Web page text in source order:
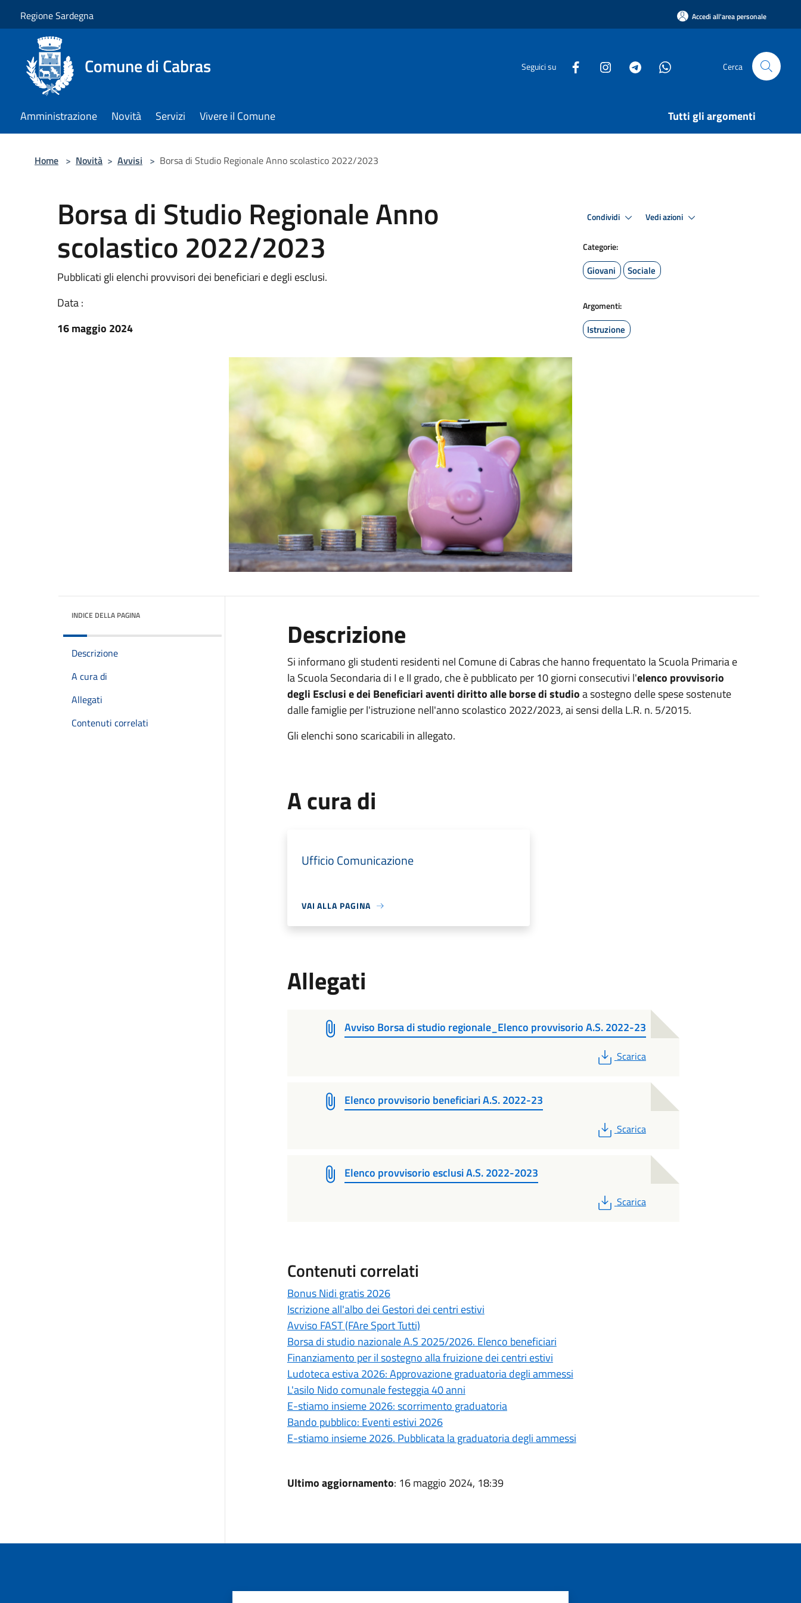
Regione Sardegna Accedi all'area personale
Comune di Cabras Seguici su Cerca
Amministrazione Novità Servizi Vivere il Comune Tutti gli argomenti
Home > Novità > Avvisi > Borsa di Studio Regionale Anno scolastico 2022/2023
Borsa di Studio Regionale Anno
scolastico 2022/2023
Pubblicati gli elenchi provvisori dei beneficiari e degli esclusi.
Data :
16 maggio 2024
Condividi Vedi azioni
Categorie:
Giovani Sociale
Argomenti:
Istruzione
INDICE DELLA PAGINA
Descrizione
A cura di
Allegati
Contenuti correlati
Descrizione
Si informano gli studenti residenti nel Comune di Cabras che hanno frequentato la Scuola Primaria e
la Scuola Secondaria di I e II grado, che è pubblicato per 10 giorni consecutivi l'elenco provvisorio
degli Esclusi e dei Beneficiari aventi diritto alle borse di studioa sostegno delle spese sostenute
dalle famiglie per l'istruzione nell'anno scolastico 2022/2023, ai sensi della L.R. n. 5/2015.
Gli elenchi sono scaricabili in allegato.
A cura di
Ufficio Comunicazione
VAI ALLA PAGINA
Allegati
Avviso Borsa di studio regionale_Elenco provvisorio A.S. 2022-23
PDF
Scarica
Elenco provvisorio beneficiari A.S. 2022-23
PDF
Scarica
Elenco provvisorio esclusi A.S. 2022-2023
PDF
Scarica
Contenuti correlati
Bonus Nidi gratis 2026
Iscrizione all'albo dei Gestori dei centri estivi
Avviso FAST (FAre Sport Tutti)
Borsa di studio nazionale A.S 2025/2026. Elenco beneficiari
Finanziamento per il sostegno alla fruizione dei centri estivi
Ludoteca estiva 2026: Approvazione graduatoria degli ammessi
L'asilo Nido comunale festeggia 40 anni
E-stiamo insieme 2026: scorrimento graduatoria
Bando pubblico: Eventi estivi 2026
E-stiamo insieme 2026. Pubblicata la graduatoria degli ammessi
Ultimo aggiornamento: 16 maggio 2024, 18:39